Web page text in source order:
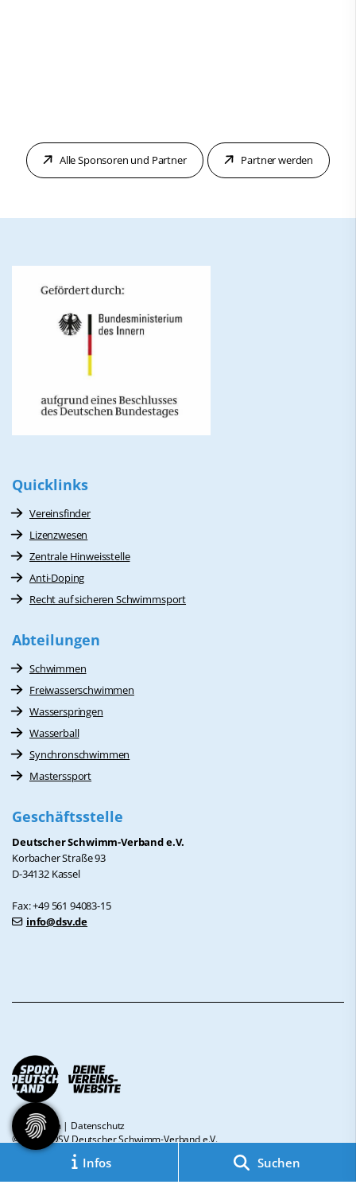
Infos Suchen
Alle Sponsoren und Partner Partner werden
Quicklinks
Vereinsfinder
Lizenzwesen
Zentrale Hinweisstelle
Anti-Doping
Recht auf sicheren Schwimmsport
Abteilungen
Schwimmen
Freiwasserschwimmen
Wasserspringen
Wasserball
Synchronschwimmen
Masterssport
Geschäftsstelle
Deutscher Schwimm-Verband e.V.
Korbacher Straße 93
D-34132 Kassel
Fax: +49 561 94083-15
info@dsv.de
Impressum| Datenschutz
© 2026 - DSV Deutscher Schwimm-Verband e.V.
Diese Website ist gefördert durch das Projekt
„Sportdeutschland – Deine